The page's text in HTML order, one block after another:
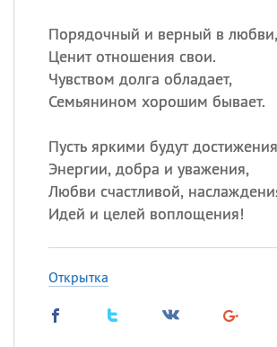
Порядочный и верный в любви,
Ценит отношения свои.
Чувством долга обладает,
Семьянином хорошим бывает.
Пусть яркими будут
Энергии, добра и уважения,
Любви счастливой,
Идей и целей воплощения!
Открытка
Сегодня
Акакий
Еще
Алена,
Антонина